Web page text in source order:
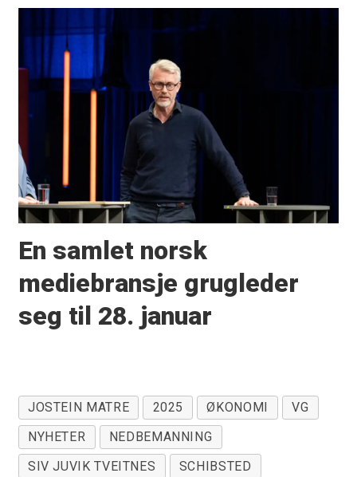
En samlet norsk
mediebransje grugleder
seg til 28. januar
JOSTEIN MATRE 2025 ØKONOMI
VG
NYHETER
NEDBEMANNING
SIV JUVIK TVEITNES
SCHIBSTED